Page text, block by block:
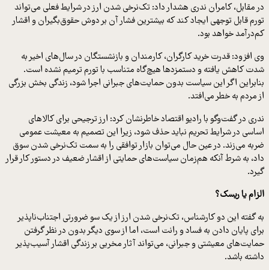
مقابل، کامران ندری هشدار داد: تک‌نرخی شدن ارز در شرایط فعلی می‌تواند
قابل توجهی ایجاد کند که بیشترین فشار آن بر دوش حقوق‌بگیران و اقشار
خواهد بود.
افزود: قدرت خرید کارگران، کارمندان و بازنشستگان در سال‌های اخیر به
کاهش یافته و دستمزدها هیچ‌گاه متناسب با تورم ترمیم نشده است.
اگر این سیاست بدون حمایت‌های جبرانی اجرا شود، زندگی بخش بزرگی
مردم به خطر می‌افتد.
در گفت‌وگو با رادیو اقتصاد خاطرنشان کرد: ارز ترجیحی برای کالاهای
در شرایط تحریم نباید حذف شود، زیرا این تصمیم به معیشت عمومی
می‌زند. در عین حال می‌توان بازار توافقی را به سمت تک‌نرخی شدن سوق
به شرط آنکه هم‌زمان سیاست‌های حمایتی از اقشار ضعیف در دستور کار قرار
یا ریسک؟
گفته این دو کارشناس، تک‌نرخی شدن ارز از یک سو ضرورتی اجتناب‌ناپذیر
پایان دادن به فساد و رانت است، اما از سوی دیگر بدون در نظر گرفتن
معیشتی و جبرانی، می‌تواند آثار مخربی بر زندگی اقشار آسیب‌پذیر
باشد.